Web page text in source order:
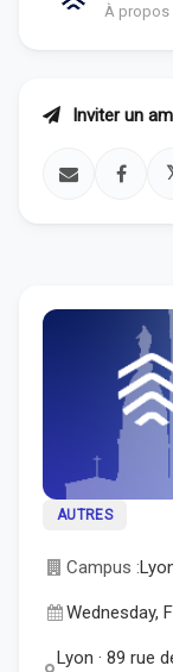
AUTRES
Campus :
Wednesday,
Lyon · 89 rue
À propos
Inviter un